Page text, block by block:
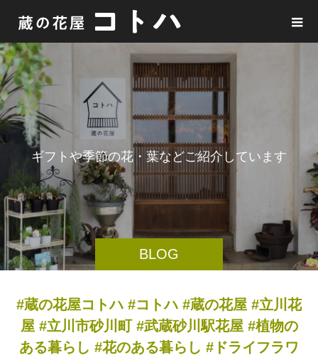
BLOG
ギフ ト や季節の花・ 葉などご紹介 し てい ま す
#蔵の花屋コトハ #コトハ #蔵の花屋 #立川花
屋 #立川市砂川町 #武蔵砂川駅花屋 #植物の
ある暮らし #花のある暮らし #ドライフラワ